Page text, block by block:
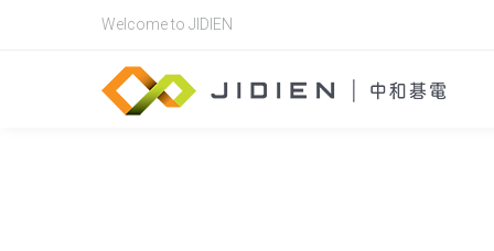
Welcome to JIDIEN